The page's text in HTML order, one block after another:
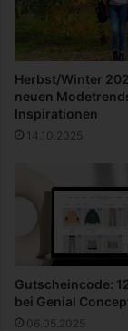
r
2
2
b
e
n
h
l
a
Herbst/Winter
neuen
Inspirationen
14.10.2025
Gutscheincode:
bei Genial
06.05.2025